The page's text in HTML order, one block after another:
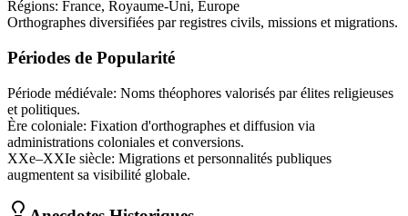
Régions: France, Royaume-Uni, Europe
Orthographes diversifiées par registres civils, missions et migrations.
Périodes de Popularité
Période médiévale: Noms théophores valorisés par élites religieuses
et politiques.
Ère coloniale: Fixation d'orthographes et diffusion via
administrations coloniales et conversions.
XXe–XXIe siècle: Migrations et personnalités publiques
augmentent sa visibilité globale.